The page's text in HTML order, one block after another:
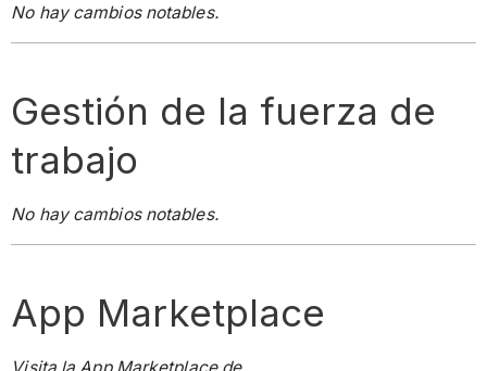
No hay cambios notables.
Gestión de la fuerza de
trabajo
No hay cambios notables.
App Marketplace